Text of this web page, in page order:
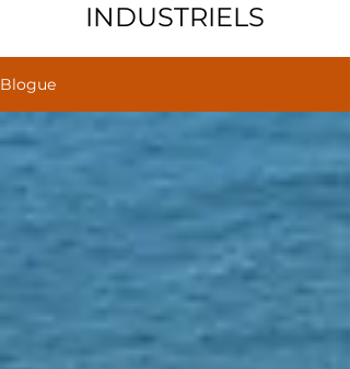
INDUSTRIELS
Blogue